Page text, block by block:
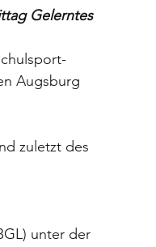
Gelerntes
Augsburg
zuletzt des
unter der